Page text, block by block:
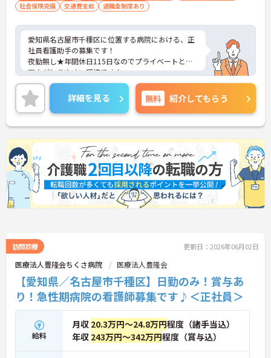
社会保険完備
交通費支給 退職金制度あり
愛知県名古屋市千種区に位置する病院における、正
社員看護助手の募集です！
夜勤無し★年間休日115日なのでプライベートとの
両立がとりやすい環境です♪
ご興味ある方には、面接対策ポイントなど、さらに
詳細をお話しいたしますのでお気軽にご相談くださ
い。
詳細を見る 無料 紹介してもらう
訪問診療 更新日：2026年06月02日
医療法人豊隆会ちくさ病院 医療法人豊隆会
【愛知県／名古屋市千種区】日勤のみ！賞与あ
り！急性期病院の看護師募集です♪＜正社員＞
給料
月収 20.3万円～24.8万円程度（諸手当込）
年収 243万円～342万円程度（賞与込）